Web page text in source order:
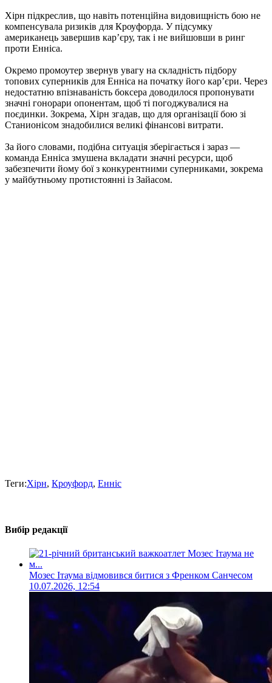
Хірн підкреслив, що навіть потенційна видовищність бою не
компенсувала ризиків для Кроуфорда. У підсумку
американець завершив кар’єру, так і не вийшовши в ринг
проти Енніса.
Окремо промоутер звернув увагу на складність підбору
топових суперників для Енніса на початку його кар’єри. Через
недостатню впізнаваність боксера доводилося пропонувати
значні гонорари опонентам, щоб ті погоджувалися на
поєдинки. Зокрема, Хірн згадав, що для організації бою зі
Станионісом знадобилися великі фінансові витрати.
За його словами, подібна ситуація зберігається і зараз —
команда Енніса змушена вкладати значні ресурси, щоб
забезпечити йому бої з конкурентними суперниками, зокрема
у майбутньому протистоянні із Зайасом.
Теги:Хірн, Кроуфорд, Енніс
Вибір редакції
Мозес Ітаума відмовився битися з Френком Санчесом
10.07.2026, 12:54